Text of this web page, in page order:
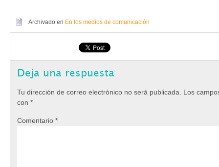
Archivado en En los medios de comunicación
Deja una respuesta
Tu dirección de correo electrónico no será publicada.
Los
con *
Comentario *